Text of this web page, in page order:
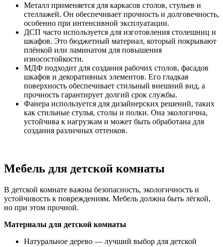
Металл применяется для каркасов столов, стульев и
стеллажей. Он обеспечивает прочность и долговечность,
особенно при интенсивной эксплуатации.
ДСП часто используется для изготовления столешниц и
шкафов. Это бюджетный материал, который покрывают
плёнкой или ламинатом для повышения
износостойкости.
МДФ подходит для создания рабочих столов, фасадов
шкафов и декоративных элементов. Его гладкая
поверхность обеспечивает стильный внешний вид, а
прочность гарантирует долгий срок службы.
Фанера используется для дизайнерских решений, таких
как стильные стулья, столы и полки. Она экологична,
устойчива к нагрузкам и может быть обработана для
создания различных оттенков.
Мебель для детской комнаты
В детской комнате важны безопасность, экологичность и
устойчивость к повреждениям. Мебель должна быть лёгкой,
но при этом прочной.
Материалы для детской комнаты
Натуральное дерево — лучший выбор для детской